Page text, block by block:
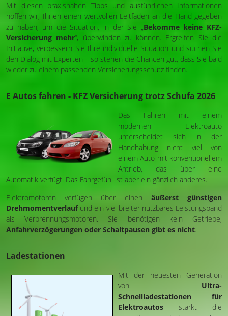
Mit diesen praxisnahen Tipps und ausführlichen Informationen
hoffen wir, Ihnen einen wertvollen Leitfaden an die Hand gegeben
zu haben, um die Situation, in der Sie „Bekomme keine KFZ-
Versicherung mehr“, überwinden zu können. Ergreifen Sie die
Initiative, verbessern Sie Ihre individuelle Situation und suchen Sie
den Dialog mit Experten – so stehen die Chancen gut, dass Sie bald
wieder zu einem passenden Versicherungsschutz finden.
E Autos fahren - KFZ Versicherung trotz Schufa 2026
Das Fahren mit einem
modernen Elektroauto
unterscheidet sich in der
Handhabung nicht viel von
einem Auto mit konventionellem
Antrieb, das über eine
Automatik verfügt. Das Fahrgefühl ist aber ein gänzlich anderes.
Elektromotoren verfügen über einen äußerst günstigen
Drehmomentverlaufund ein viel breiter nutzbares Leistungsband
als Verbrennungsmotoren. Sie benötigen kein Getriebe,
Anfahrverzögerungen oder Schaltpausen gibt es nicht.
Ladestationen
Mit der neuesten Generation
von Ultra-
Schnellladestationen für
Elektroautos stärkt die